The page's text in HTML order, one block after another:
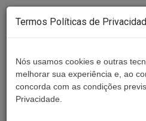
Termos Políticas de
Nós usamos cookies e outras
melhorar sua experiência e, ao
concorda com as condições
Privacidade.